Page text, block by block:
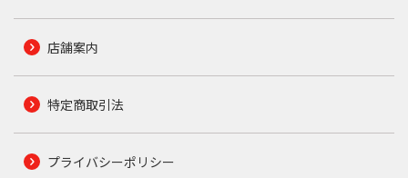
店舗案内
特定商取引法
プライバシーポリシー